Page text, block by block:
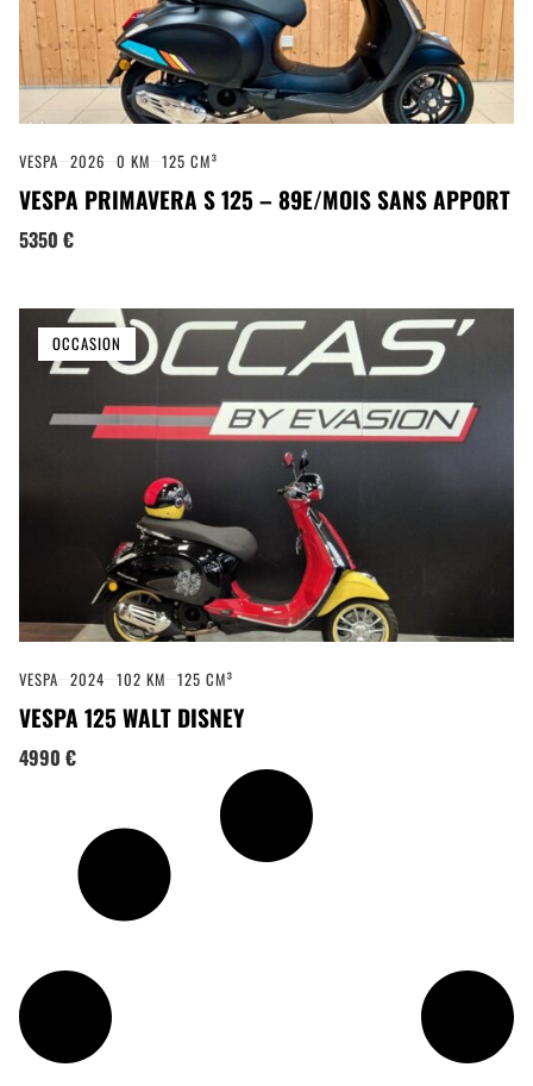
VESPA 2026 0 KM 125 CM³
VESPA PRIMAVERA S 125 – 89E/MOIS SANS APPORT
5350 €
OCCASION
VESPA 2024 102 KM 125 CM³
VESPA 125 WALT DISNEY
4990 €